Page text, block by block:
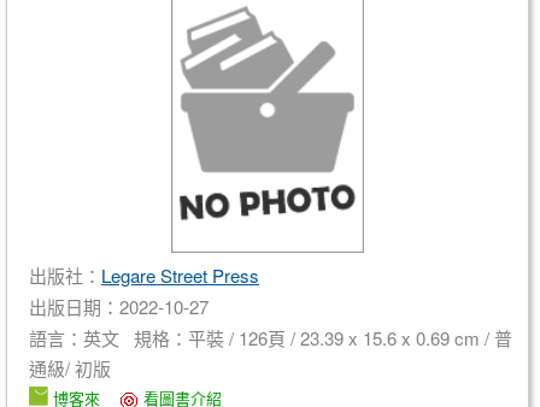
出版社： Legare Street Press
出版日期：2022-10-27
語言：英文 規格：平裝 / 126頁 / 23.39 x 15.6 x 0.69 cm / 普
通級/ 初版
博客來 看圖書介紹